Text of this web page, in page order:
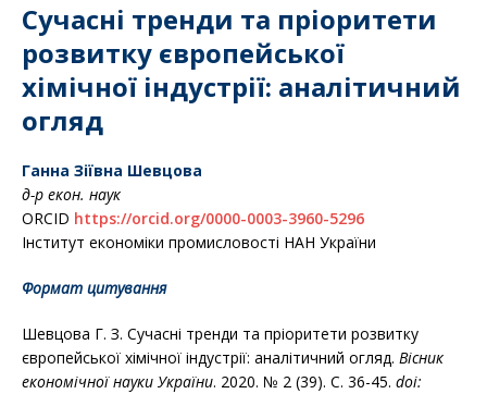
Cучасні тренди та пріоритети
розвитку європейської
хімічної індустрії: аналітичний
огляд
Ганна Зіївна Шевцова
д-р екон. наук
ORCID https://orcid.org/0000-0003-3960-5296
Інститут економіки промисловості НАН України
Формат цитування
Шевцова Г. З. Cучасні тренди та пріоритети розвитку
європейської хімічної індустрії: аналітичний огляд. Вісник
економічної науки України. 2020. № 2 (39). С. 36-45. doi: